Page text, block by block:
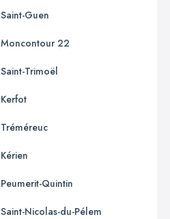
Saint-Guen
Moncontour 22
Saint-Trimoël
Kerfot
Tréméreuc
Kérien
Peumerit-Quintin
Saint-Nicolas-du-Pélem